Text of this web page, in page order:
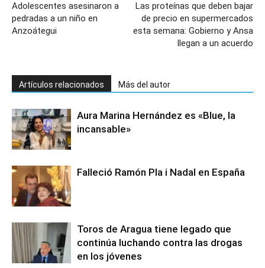
Adolescentes asesinaron a
pedradas a un niño en
Anzoátegui
Las proteínas que deben bajar
de precio en supermercados
esta semana: Gobierno y Ansa
llegan a un acuerdo
Artículos relacionados Más del autor
Aura Marina Hernández es «Blue, la
incansable»
Falleció Ramón Pla i Nadal en España
Toros de Aragua tiene legado que
continúa luchando contra las drogas
en los jóvenes